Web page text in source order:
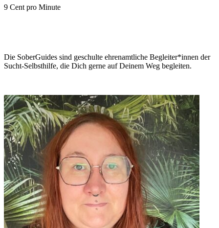
9 Cent pro Minute
Die SoberGuides sind geschulte ehrenamtliche Begleiter*innen der
Sucht-Selbsthilfe, die Dich gerne auf Deinem Weg begleiten.